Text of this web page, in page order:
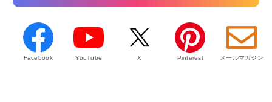
Facebook YouTube X Pinterest メールマガジン